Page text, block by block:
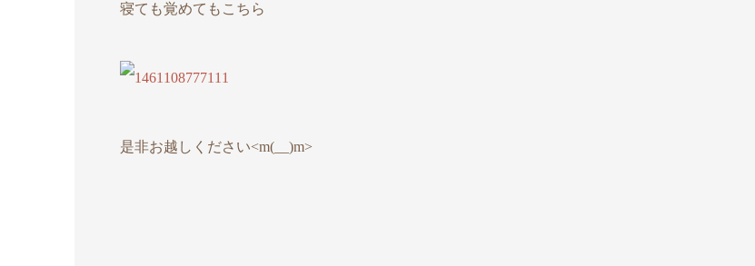
寝ても覚めてもこちら
是非お越しください<m(__)m>